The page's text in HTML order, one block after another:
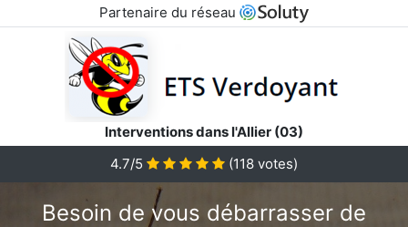
Partenaire du réseau
Interventions dans l'Allier (03)
4.7/5 (118 votes)
Besoin de vous débarrasser de